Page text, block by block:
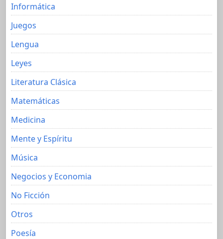
Informática
Juegos
Lengua
Leyes
Literatura Clásica
Matemáticas
Medicina
Mente y Espíritu
Música
Negocios y Economia
No Ficción
Otros
Poesía